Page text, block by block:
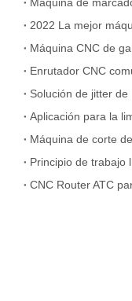
2022 La mejor
Máquina CNC de
Enrutador CNC
Aplicación para la
Máquina de corte
Principio de trabajo
CNC Router ATC